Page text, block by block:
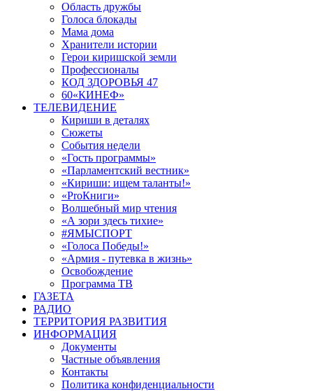
Область дружбы
Голоса блокады
Мама дома
Хранители истории
Герои киришской земли
Профессионалы
КОД ЗДОРОВЬЯ 47
60«КИНЕФ»
ТЕЛЕВИДЕНИЕ
Кириши в деталях
Сюжеты
События недели
«Гость программы»
«Парламентский вестник»
«Кириши: ищем таланты!»
«ProКниги»
Волшебный мир чтения
«А зори здесь тихие»
#ЯМЫСПОРТ
«Голоса Победы!»
«Армия - путевка в жизнь»
Освобождение
Программа ТВ
ГАЗЕТА
РАДИО
ТЕРРИТОРИЯ РАЗВИТИЯ
ИНФОРМАЦИЯ
Документы
Частные объявления
Контакты
Политика конфиденциальности